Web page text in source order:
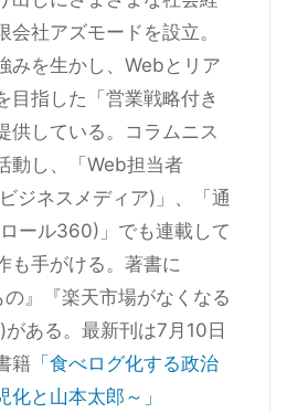
社アズモードを設立。
みを生かし、Webとリア
目指した「営業戦略付き
供している。コラムニス
動し、「Web担当者
ジネスメディア)」、「通
ール360)」でも連載して
も手がける。著書に
の』『楽天市場がなくなる
ある。最新刊は7月10日
籍 「食べログ化する政治
化と山本太郎～」